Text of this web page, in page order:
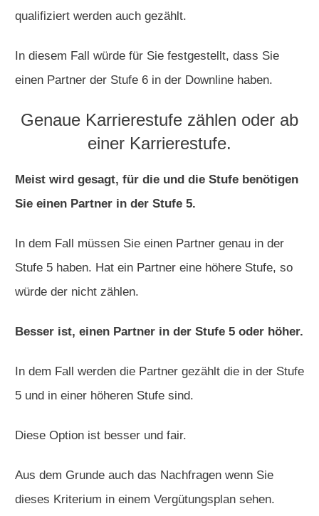
qualifiziert werden auch gezählt.
In diesem Fall würde für Sie festgestellt, dass Sie
einen Partner der Stufe 6 in der Downline haben.
Genaue Karrierestufe zählen oder ab
einer Karrierestufe.
Meist wird gesagt, für die und die Stufe benötigen
Sie einen Partner in der Stufe 5.
In dem Fall müssen Sie einen Partner genau in der
Stufe 5 haben. Hat ein Partner eine höhere Stufe, so
würde der nicht zählen.
Besser ist, einen Partner in der Stufe 5 oder höher.
In dem Fall werden die Partner gezählt die in der Stufe
5 und in einer höheren Stufe sind.
Diese Option ist besser und fair.
Aus dem Grunde auch das Nachfragen wenn Sie
dieses Kriterium in einem Vergütungsplan sehen.